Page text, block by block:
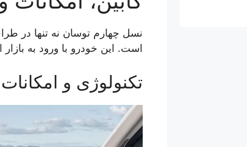
نسل چهارم توسان نه تنها در
است. این خودرو با ورود به
تکنولوژی و